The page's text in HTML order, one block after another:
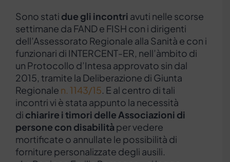
Sono stati due gli incontri avuti nelle scorse
settimane da FAND e FISH con i dirigenti
dell’Assessorato Regionale alla Sanità e con i
funzionari di INTERCENT-ER, nell’àmbito di
un Protocollo d’Intesa approvato sin dal
2015, tramite la Deliberazione di Giunta
Regionale n. 1143/15 . E al centro di tali
incontri vi è stata appunto la necessità
di chiarire i timori delle Associazioni di
persone con disabilità per vedere
mortificate o annullate le possibilità di
forniture personalizzate degli ausili.